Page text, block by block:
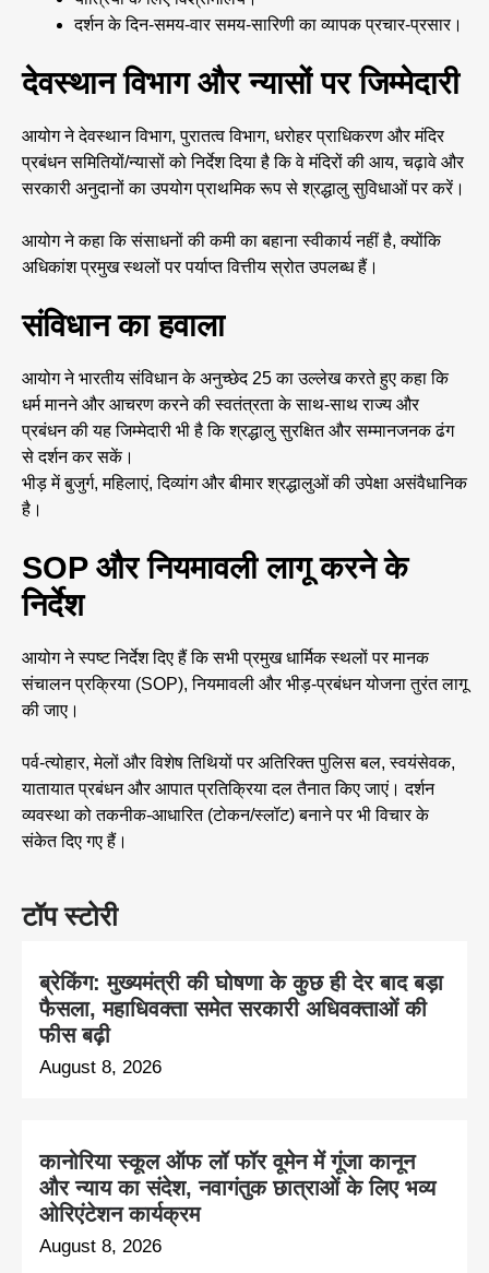
टॉप स्टोरी
ब्रेकिंग: मुख्यमंत्री की घोषणा के कुछ ही देर बाद बड़ा
फैसला, महाधिवक्ता समेत सरकारी अधिवक्ताओं की
फीस बढ़ी
August 8, 2026
कानोरिया स्कूल ऑफ लॉ फॉर वूमेन में गूंजा कानून
और न्याय का संदेश, नवागंतुक छात्राओं के लिए भव्य
ओरिएंटेशन कार्यक्रम
August 8, 2026
दर्शन के दिन-समय-वार समय-सारिणी का व्यापक प्रचार-प्रसार।
देवस्थान विभाग और न्यासों पर जिम्मेदारी
आयोग ने देवस्थान विभाग, पुरातत्व विभाग, धरोहर प्राधिकरण और मंदिर
प्रबंधन समितियों/न्यासों को निर्देश दिया है कि वे मंदिरों की आय, चढ़ावे और
सरकारी अनुदानों का उपयोग प्राथमिक रूप से श्रद्धालु सुविधाओं पर करें।
आयोग ने कहा कि संसाधनों की कमी का बहाना स्वीकार्य नहीं है, क्योंकि
अधिकांश प्रमुख स्थलों पर पर्याप्त वित्तीय स्रोत उपलब्ध हैं।
संविधान का हवाला
आयोग ने भारतीय संविधान के अनुच्छेद 25 का उल्लेख करते हुए कहा कि
धर्म मानने और आचरण करने की स्वतंत्रता के साथ-साथ राज्य और
प्रबंधन की यह जिम्मेदारी भी है कि श्रद्धालु सुरक्षित और सम्मानजनक ढंग
से दर्शन कर सकें।
भीड़ में बुजुर्ग, महिलाएं, दिव्यांग और बीमार श्रद्धालुओं की उपेक्षा असंवैधानिक
है।
SOP और नियमावली लागू करने के
निर्देश
आयोग ने स्पष्ट निर्देश दिए हैं कि सभी प्रमुख धार्मिक स्थलों पर मानक
संचालन प्रक्रिया (SOP), नियमावली और भीड़-प्रबंधन योजना तुरंत लागू
की जाए।
पर्व-त्योहार, मेलों और विशेष तिथियों पर अतिरिक्त पुलिस बल, स्वयंसेवक,
यातायात प्रबंधन और आपात प्रतिक्रिया दल तैनात किए जाएं। दर्शन
व्यवस्था को तकनीक-आधारित (टोकन/स्लॉट) बनाने पर भी विचार के
संकेत दिए गए हैं।